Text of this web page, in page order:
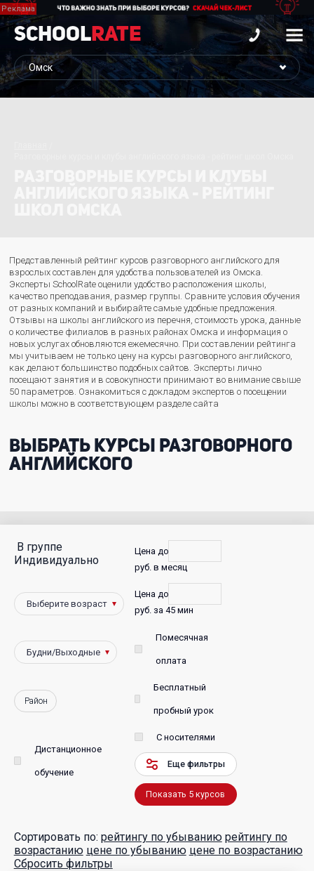
School Rate
Представленный рейтинг курсов разговорного английского для
взрослых составлен для удобства пользователей из Омска.
Эксперты SchoolRate оценили удобство расположения школы,
качество преподавания, размер группы. Сравните условия обучения
от разных компаний и выбирайте самые удобные предложения.
Отзывы на школы английского из перечня, стоимость урока, данные
о количестве филиалов в разных районах Омска и информация о
новых услугах обновляются ежемесячно. При составлении рейтинга
мы учитываем не только цену на курсы разговорного английского,
как делают большинство подобных сайтов. Эксперты лично
посещают занятия и в совокупности принимают во внимание свыше
50 параметров. Ознакомиться с докладом экспертов о посещении
школы можно в соответствующем разделе сайта
Выбрать курсы разговорного
английского
В группе
Индивидуально
Район
Дистанционное
обучение
Цена до
руб. в месяц
Цена до
руб. за 45 мин
Помесячная
оплата
Бесплатный
пробный урок
С носителями
Еще фильтры
Показать 5курсов
С
Победители
Сортировать по: рейтингу по убыванию рейтингу по
возрастанию цене по убыванию цене по возрастанию
Сбросить фильтры